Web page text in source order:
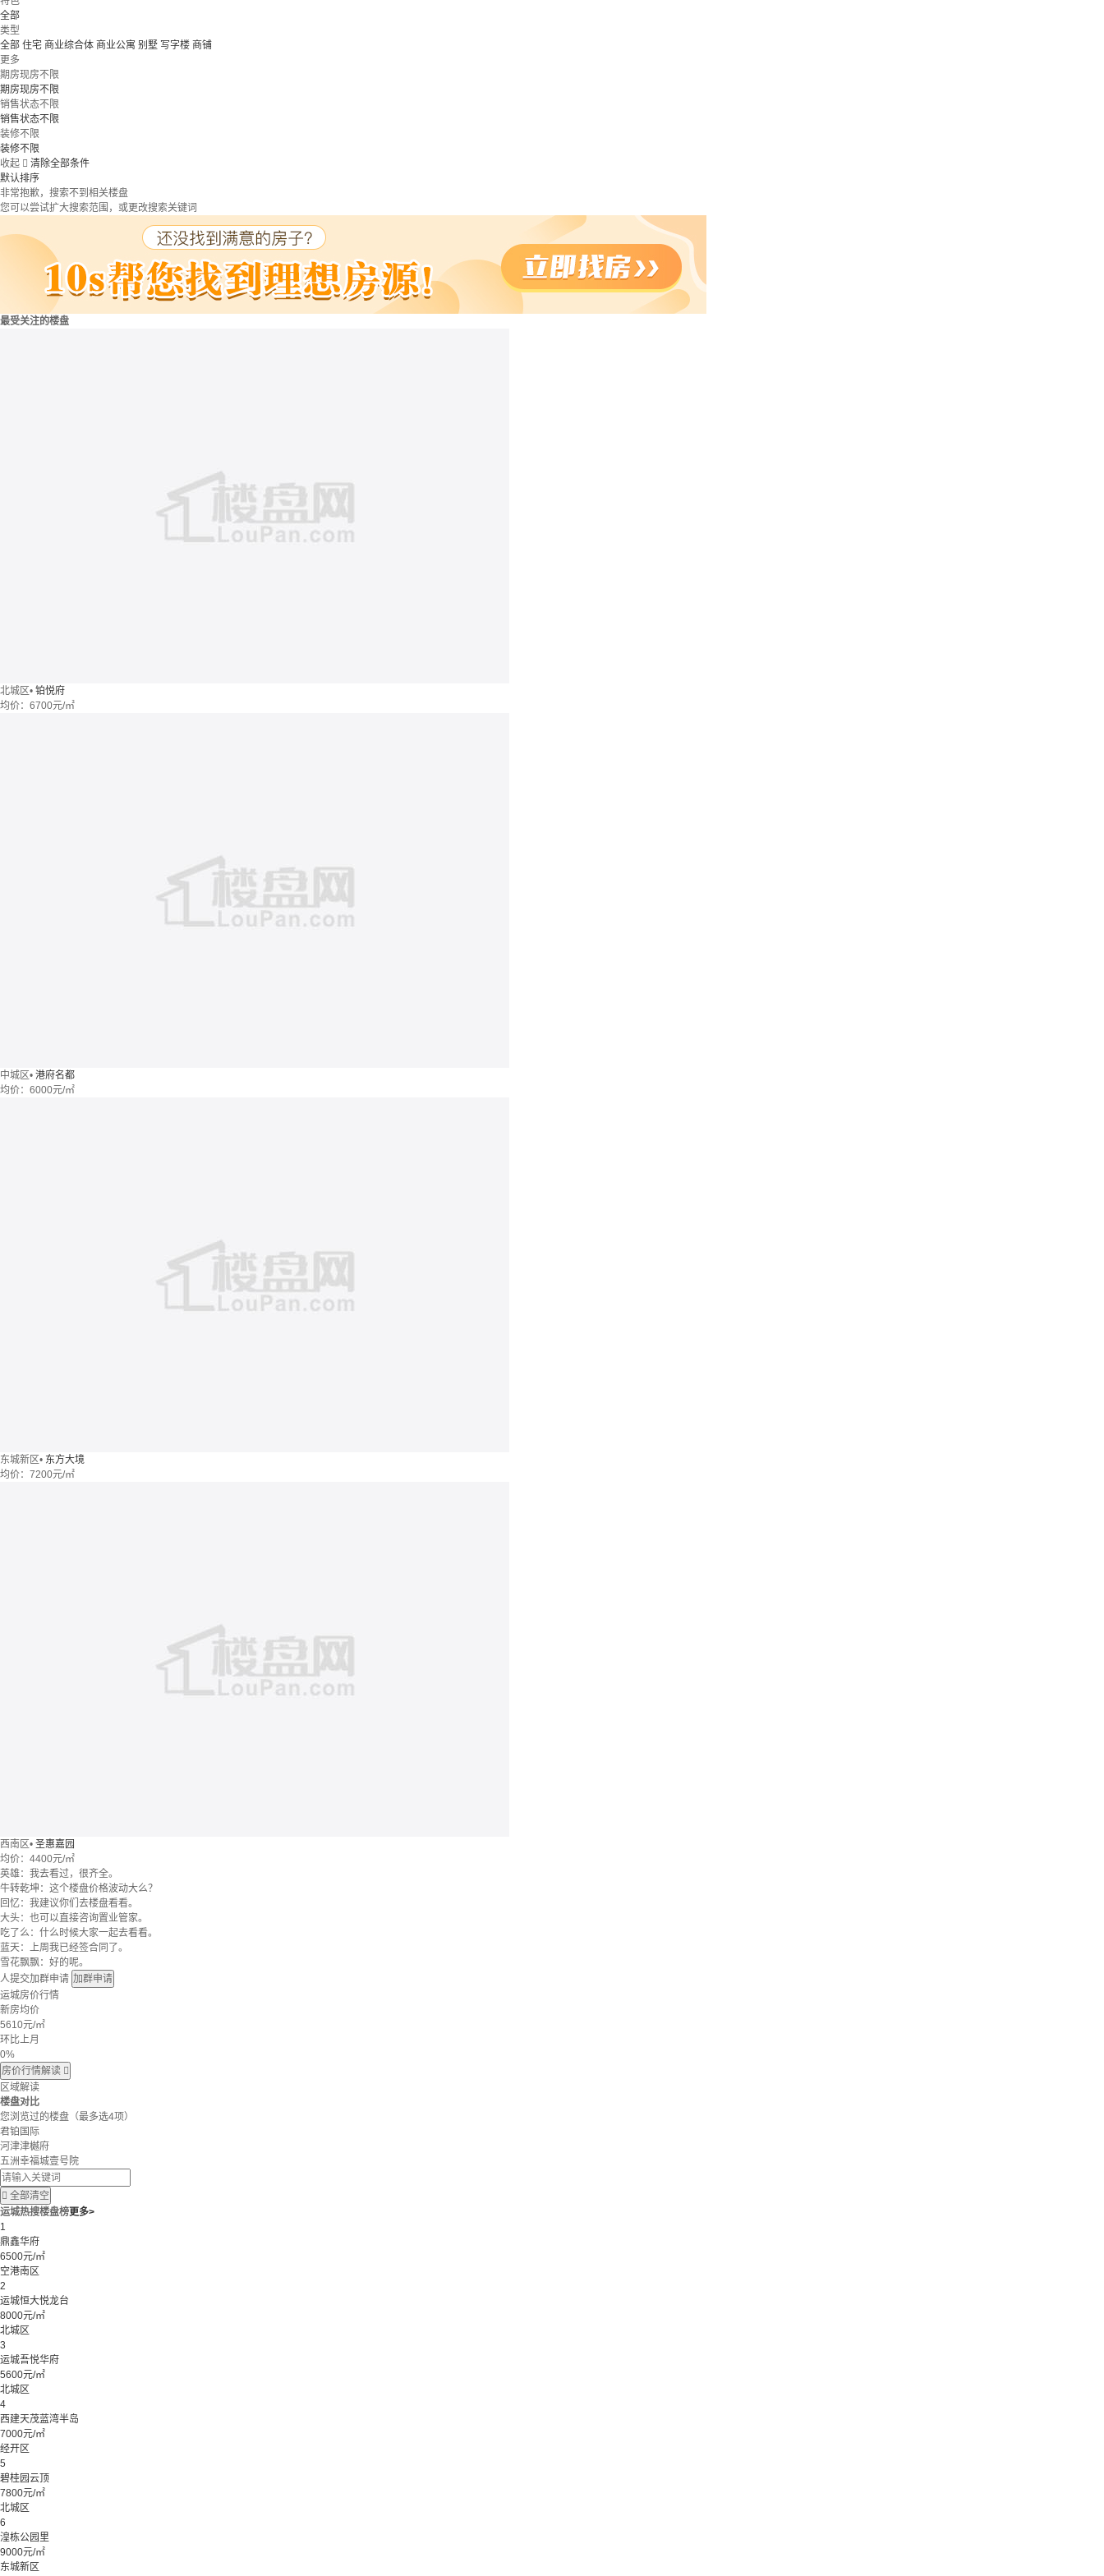
全部
类型
全部 住宅 商业综合体 商业公寓 别墅 写字楼 商铺
更多
期房现房不限
期房现房不限
销售状态不限
销售状态不限
装修不限
装修不限
收起  清除全部条件
默认排序
非常抱歉，搜索不到相关楼盘
您可以尝试扩大搜索范围，或更改搜索关键词
最受关注的楼盘
北城区• 铂悦府
均价： 6700元/㎡
中城区• 港府名都
均价： 6000元/㎡
东城新区• 东方大境
均价： 7200元/㎡
西南区• 圣惠嘉园
均价： 4400元/㎡
英雄：我去看过，很齐全。
牛转乾坤：这个楼盘价格波动大么？
回忆：我建议你们去楼盘看看。
大头：也可以直接咨询置业管家。
吃了么：什么时候大家一起去看看。
蓝天：上周我已经签合同了。
雪花飘飘：好的呢。
人提交加群申请 加群申请
运城房价行情
新房均价
5610元/㎡
环比上月
0%
房价行情解读 
区域解读
楼盘对比
您浏览过的楼盘 （最多选4项）
君铂国际
河津津樾府
五洲幸福城壹号院
 全部清空
运城热搜楼盘榜更多>
1
鼎鑫华府
6500元/㎡
空港南区
2
运城恒大悦龙台
8000元/㎡
北城区
3
运城吾悦华府
5600元/㎡
北城区
4
西建天茂蓝湾半岛
7000元/㎡
经开区
5
碧桂园云顶
7800元/㎡
北城区
6
湟栋公园里
9000元/㎡
东城新区